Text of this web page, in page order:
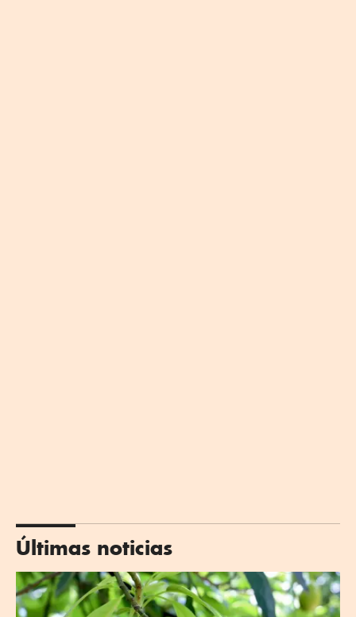
Últimas noticias